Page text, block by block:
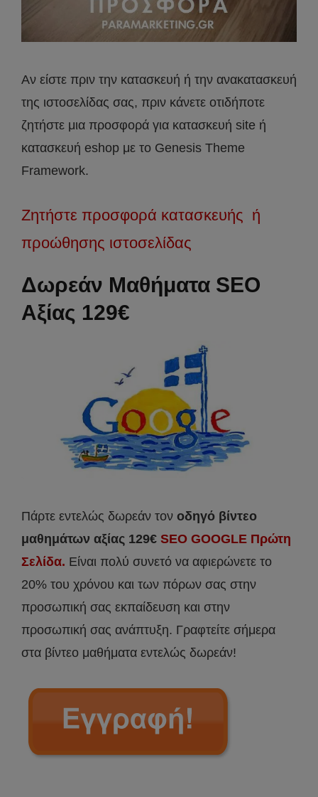
Αν είστε πριν την κατασκευή ή την ανακατασκευή
της ιστοσελίδας σας, πριν κάνετε οτιδήποτε
ζητήστε μια προσφορά για κατασκευή site ή
κατασκευή eshop με το Genesis Theme
Framework.
Ζητήστε προσφορά κατασκευής ή
προώθησης ιστοσελίδας
Δωρεάν Μαθήματα SEO
Αξίας 129€
Πάρτε εντελώς δωρεάν τον οδηγό βίντεο
μαθημάτων αξίας 129€ SEO GOOGLE Πρώτη
Σελίδα. Είναι πολύ συνετό να αφιερώνετε το
20% του χρόνου και των πόρων σας στην
προσωπική σας εκπαίδευση και στην
προσωπική σας ανάπτυξη. Γραφτείτε σήμερα
στα βίντεο μαθήματα εντελώς δωρεάν!